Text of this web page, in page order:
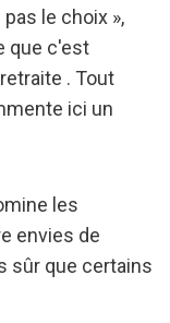
le choix »,
que c'est
. Tout
ici un
les
envies de
sûr que certains